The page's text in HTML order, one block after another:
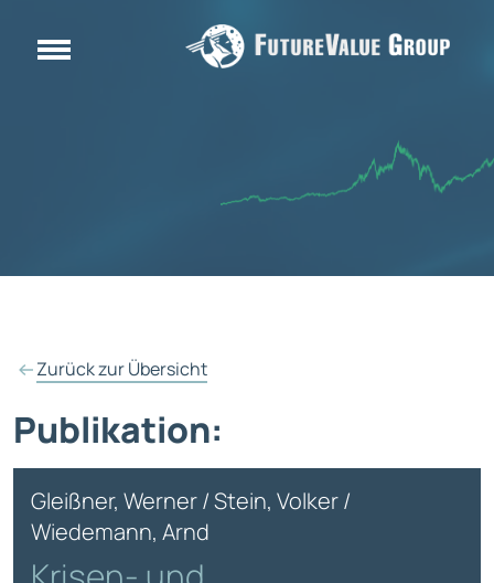
Zurück zur Übersicht
Publikation:
Gleißner, Werner / Stein, Volker /
Wiedemann, Arnd